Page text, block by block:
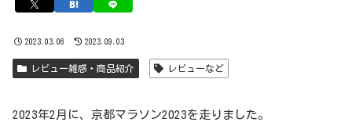
2023.03.06 2023.09.03
レビュー雑感・商品紹介 レビューなど
2023年2月に、京都マラソン2023を走りました。